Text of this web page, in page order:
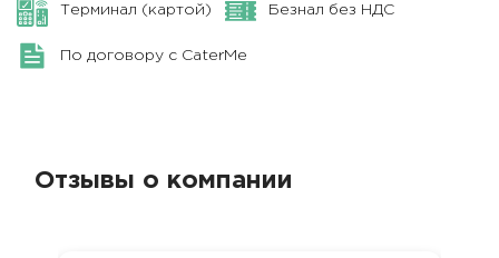
Терминал (картой) Безнал без НДС
По договору с CaterMe
Отзывы о компании